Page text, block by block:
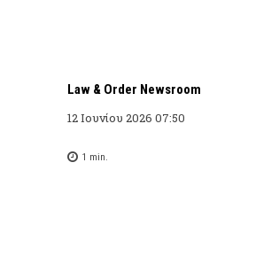
Law & Order Newsroom
12 Ιουνίου 2026 07:50
1 min.